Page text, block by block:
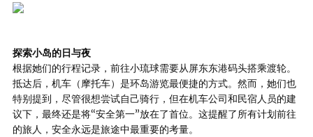
探索小岛的日与夜
根据她们的行程记录，前往小琉球需要从屏东东港码头搭乘渡轮。
抵达后，机车（摩托车）是环岛游览最便捷的方式。然而，她们也
特别提到，尽管很想尝试自己骑行，但在机车公司和民宿人员的建
议下，最终还是将“安全第一”放在了首位。这提醒了所有计划前往
的旅人，安全永远是旅途中最重要的考量。